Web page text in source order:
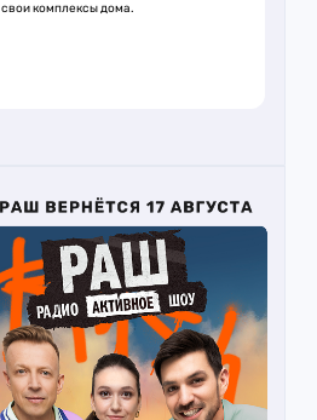
свои комплексы дома.